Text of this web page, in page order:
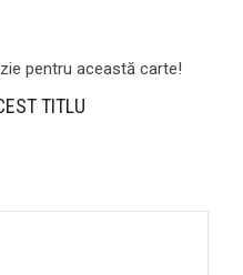
pentru această carte!
TITLU